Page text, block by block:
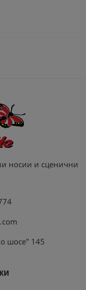
носии и сценични
шосе" 145